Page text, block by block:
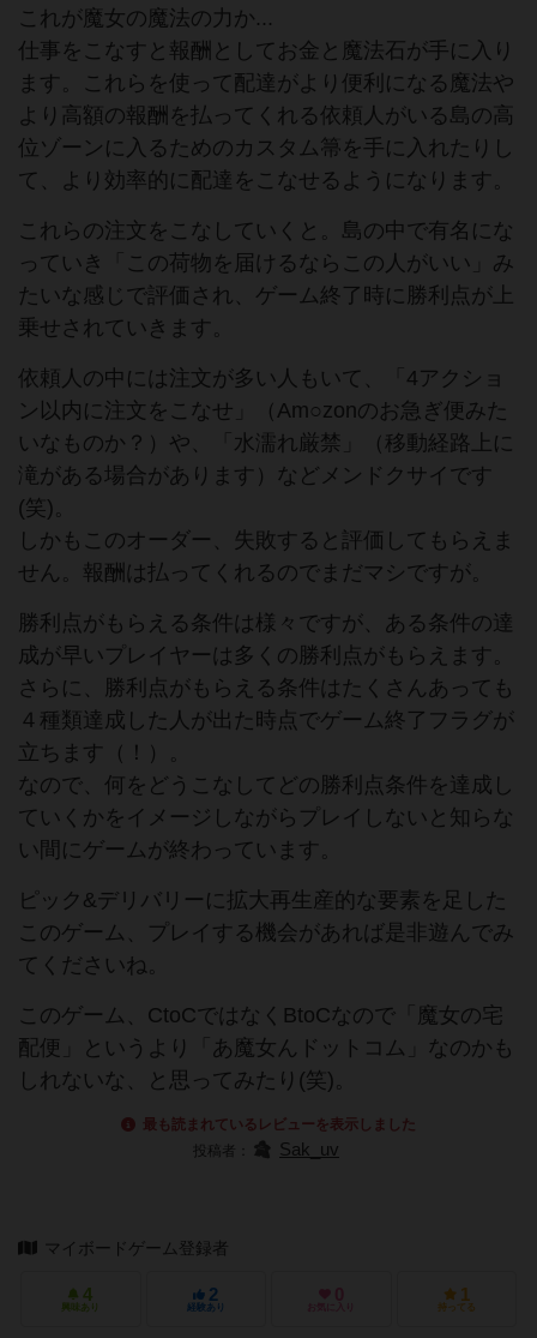
これが魔女の魔法の力か...
仕事をこなすと報酬としてお金と魔法石が手に入り
ます。これらを使って配達がより便利になる魔法や
より高額の報酬を払ってくれる依頼人がいる島の高
位ゾーンに入るためのカスタム箒を手に入れたりし
て、より効率的に配達をこなせるようになります。
これらの注文をこなしていくと。島の中で有名にな
っていき「この荷物を届けるならこの人がいい」み
たいな感じで評価され、ゲーム終了時に勝利点が上
乗せされていきます。
依頼人の中には注文が多い人もいて、「4アクショ
ン以内に注文をこなせ」（Am○zonのお急ぎ便みた
いなものか？）や、「水濡れ厳禁」（移動経路上に
滝がある場合があります）などメンドクサイです
(笑)。
しかもこのオーダー、失敗すると評価してもらえま
せん。報酬は払ってくれるのでまだマシですが。
勝利点がもらえる条件は様々ですが、ある条件の達
成が早いプレイヤーは多くの勝利点がもらえます。
さらに、勝利点がもらえる条件はたくさんあっても
４種類達成した人が出た時点でゲーム終了フラグが
立ちます（！）。
なので、何をどうこなしてどの勝利点条件を達成し
ていくかをイメージしながらプレイしないと知らな
い間にゲームが終わっています。
ピック&デリバリーに拡大再生産的な要素を足した
このゲーム、プレイする機会があれば是非遊んでみ
てくださいね。
このゲーム、CtoCではなくBtoCなので「魔女の宅
配便」というより「あ魔女んドットコム」なのかも
しれないな、と思ってみたり(笑)。
最も読まれているレビューを表示しました
投稿者：
Sak_uv
マイボードゲーム登録者
4
興味あり
2
経験あり
0
お気に入り
1
持ってる